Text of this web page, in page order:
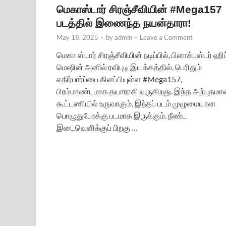
மெகாஸ்டார் சிரஞ்சீவியின் #Mega157
படத்தில் இணைந்த நயன்தாரா!
May 18, 2025 - byadmin - Leave a Comment
மெகா ஸ்டார் சிரஞ்சீவியின் நடிப்பில், பிளாக்பஸ்டர்
மெஷின் அனில் ரவிபுடி இயக்கத்தில், பெரிதும்
எதிர்பார்ப்பை கிளப்பியுள்ள #Mega157,
பிரம்மாண்டமாக தயாராகி வருகிறது. இந்த
கூட்டணியில் உருவாகும், இந்தப் படம் முழுமையான
பொழுதுபோக்கு படமாக இருக்கும். நீண்ட
இடைவெளிக்குப் பிறகு …